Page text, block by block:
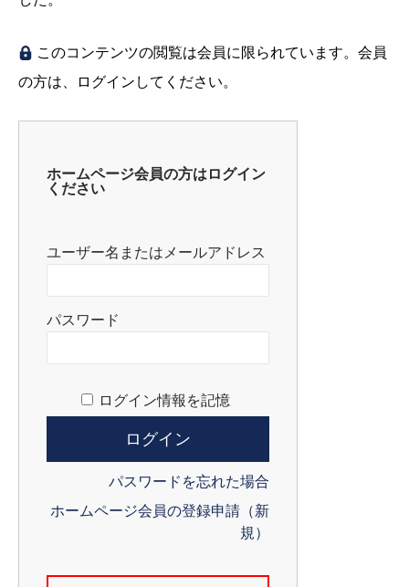
このコンテンツの閲覧は会員に限られています。会員
の方は、ログインしてください。
ホームページ会員の方はログイン
ください
ユーザー名またはメールアドレス
パスワード
ログイン情報を記憶
パスワードを忘れた場合
ホームページ会員の登録申請（新
規）